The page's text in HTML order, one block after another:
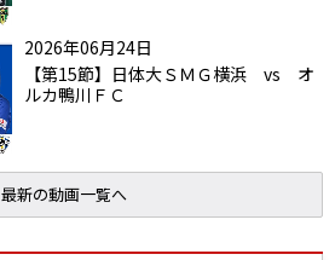
2026年06月24日
【第15節】日体大ＳＭＧ横浜 vs オ
ルカ鴨川ＦＣ
最新の動画一覧へ